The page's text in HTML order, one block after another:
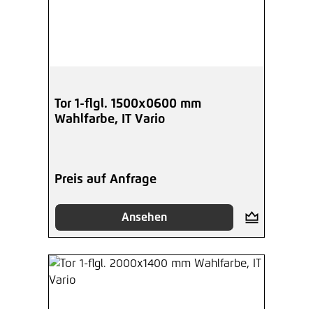
Tor 1-flgl. 1500x0600 mm
Wahlfarbe, IT Vario
Preis auf Anfrage
Ansehen